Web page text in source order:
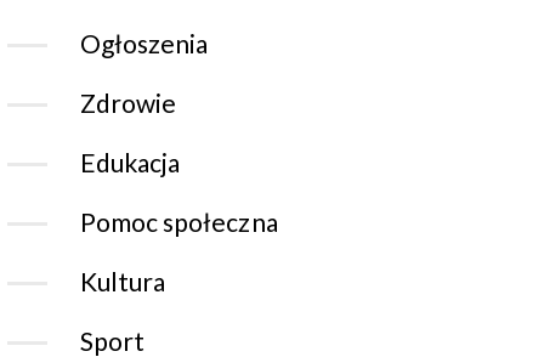
Ogłoszenia
Zdrowie
Edukacja
Pomoc społeczna
Kultura
Sport